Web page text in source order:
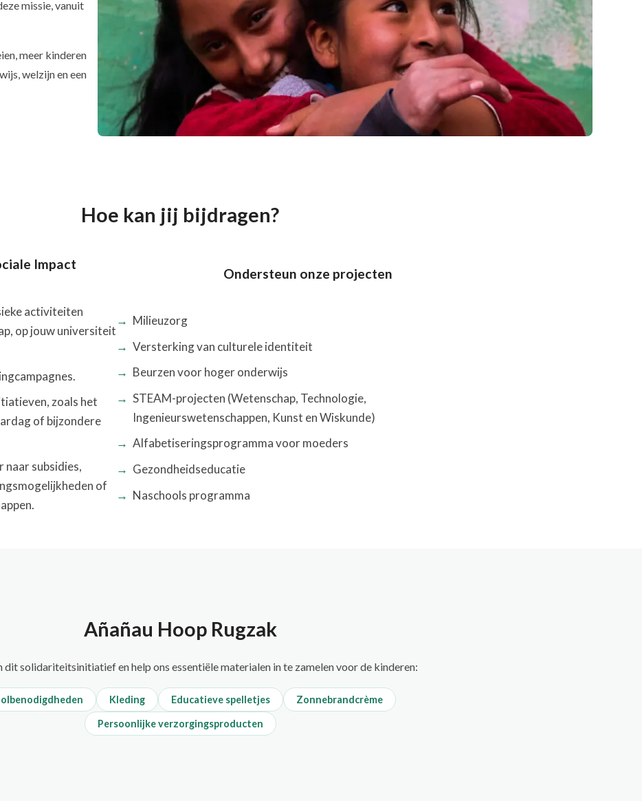
missie, vanuit
meer kinderen
welzijn en een
Hoe kan jij bijdragen?
Impact
activiteiten
op jouw universiteit
zoals het
of bijzondere
naar subsidies,
of
Ondersteun onze projecten
Milieuzorg
Versterking van culturele identiteit
Beurzen voor hoger onderwijs
STEAM-projecten (Wetenschap, Technologie,
Ingenieurswetenschappen, Kunst en Wiskunde)
Alfabetiseringsprogramma voor moeders
Gezondheidseducatie
Naschools programma
Añañau Hoop Rugzak
dit solidariteitsinitiatief en help ons essentiële materialen in te zamelen voor de kinderen:
Kleding Educatieve spelletjes Zonnebrandcrème
Persoonlijke verzorgingsproducten